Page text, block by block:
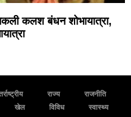
कलश बंधन शोभायात्रा,
राज्य
राजनीति
खेल विविध
स्वास्थ्य